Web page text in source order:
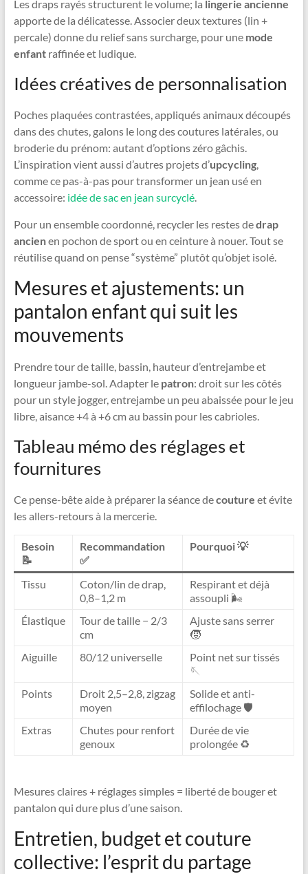
Les draps rayés structurent le volume; la lingerie ancienne
apporte de la délicatesse. Associer deux textures (lin +
percale) donne du relief sans surcharge, pour une mode
enfantraffinée et ludique.
Idées créatives de personnalisation
Poches plaquées contrastées, appliqués animaux découpés
dans des chutes, galons le long des coutures latérales, ou
broderie du prénom: autant d’options zéro gâchis.
L’inspiration vient aussi d’autres projets d’upcycling,
comme ce pas-à-pas pour transformer un jean usé en
accessoire: idée de sac en jean surcyclé.
Pour un ensemble coordonné, recycler les restes dedrap
ancienen pochon de sport ou en ceinture à nouer. Tout se
réutilise quand on pense “système” plutôt qu’objet isolé.
Mesures et ajustements: un
pantalon enfant qui suit les
mouvements
Prendre tour de taille, bassin, hauteur d’entrejambe et
longueur jambe-sol. Adapter le patron: droit sur les côtés
pour un style jogger, entrejambe un peu abaissée pour le jeu
libre, aisance +4 à +6 cm au bassin pour les cabrioles.
Tableau mémo des réglages et
fournitures
Ce pense-bête aide à préparer la séance decouture et évite
les allers-retours à la mercerie.
Besoin
📝
Recommandation
✅
Pourquoi 💡
Tissu
Coton/lin de drap,
0,8–1,2 m
Respirant et déjà
assoupli 🌬️
Élastique
Tour de taille − 2/3
cm
Ajuste sans serrer
🧒
Aiguille
80/12 universelle
Point net sur tissés
🪡
Points
Droit 2,5–2,8, zigzag
moyen
Solide et anti-
effilochage 🛡️
Extras
Chutes pour renfort
genoux
Durée de vie
prolongée ♻️
Mesures claires + réglages simples = liberté de bouger et
pantalon qui dure plus d’une saison.
Entretien, budget et couture
collective: l’esprit du partage